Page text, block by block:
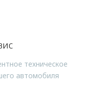
техническое
автомобиля